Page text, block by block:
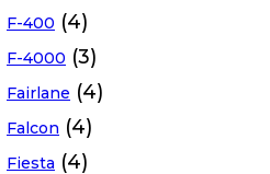
F-400 (4)
F-4000 (3)
Fairlane (4)
Falcon (4)
Fiesta (4)